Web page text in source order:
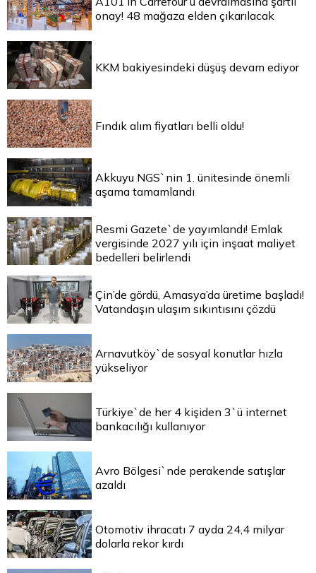
onay! 48 mağaza elden çıkarılacak
KKM bakiyesindeki düşüş devam ediyor
Fındık alım fiyatları belli oldu!
Akkuyu NGS`nin 1. ünitesinde önemli
aşama tamamlandı
Resmi Gazete`de yayımlandı! Emlak
vergisinde 2027 yılı için inşaat maliyet
bedelleri belirlendi
Çin’de gördü, Amasya’da üretime başladı!
Vatandaşın ulaşım sıkıntısını çözdü
Arnavutköy`de sosyal konutlar hızla
yükseliyor
Türkiye`de her 4 kişiden 3`ü internet
bankacılığı kullanıyor
Avro Bölgesi`nde perakende satışlar
azaldı
Otomotiv ihracatı 7 ayda 24,4 milyar
dolarla rekor kırdı